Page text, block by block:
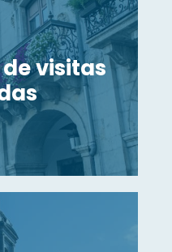
visitas